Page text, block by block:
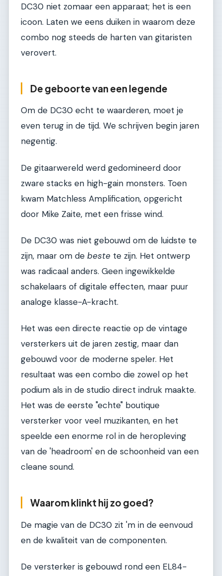
DC30 niet zomaar een apparaat; het is een
icoon. Laten we eens duiken in waarom deze
combo nog steeds de harten van gitaristen
verovert.
De geboorte van een legende
Om de DC30 echt te waarderen, moet je
even terug in de tijd. We schrijven begin jaren
negentig.
De gitaarwereld werd gedomineerd door
zware stacks en high-gain monsters. Toen
kwam Matchless Amplification, opgericht
door Mike Zaite, met een frisse wind.
De DC30 was niet gebouwd om de luidste te
zijn, maar om de beste te zijn. Het ontwerp
was radicaal anders. Geen ingewikkelde
schakelaars of digitale effecten, maar puur
analoge klasse-A-kracht.
Het was een directe reactie op de vintage
versterkers uit de jaren zestig, maar dan
gebouwd voor de moderne speler. Het
resultaat was een combo die zowel op het
podium als in de studio direct indruk maakte.
Het was de eerste "echte" boutique
versterker voor veel muzikanten, en het
speelde een enorme rol in de heropleving
van de 'headroom' en de schoonheid van een
cleane sound.
Waarom klinkt hij zo goed?
De magie van de DC30 zit 'm in de eenvoud
en de kwaliteit van de componenten.
De versterker is gebouwd rond een EL84-